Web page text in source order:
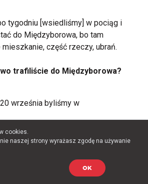
tygodniu [wsiedliśmy] w pociąg i
do Międzyborowa, bo tam
część rzeczy, ubrań.
trafiliście do Międzyborowa?
września byliśmy w
razem byliście, cała
cookies.
naszej strony wyrażasz zgodę na używanie
OK